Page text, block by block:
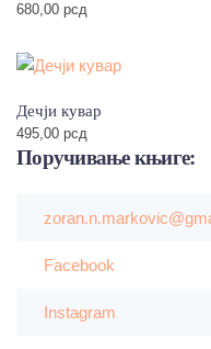
680,00 рсд
Дечји кувар
495,00 рсд
Поручивањекњиге:
Facebook
Instagram